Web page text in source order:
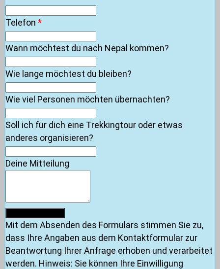
Telefon *
Wann möchtest du nach Nepal kommen?
Wie lange möchtest du bleiben?
Wie viel Personen möchten übernachten?
Soll ich für dich eine Trekkingtour oder etwas
anderes organisieren?
Deine Mitteilung
Mit dem Absenden des Formulars stimmen Sie zu,
dass Ihre Angaben aus dem Kontaktformular zur
Beantwortung Ihrer Anfrage erhoben und verarbeitet
werden. Hinweis: Sie können Ihre Einwilligung